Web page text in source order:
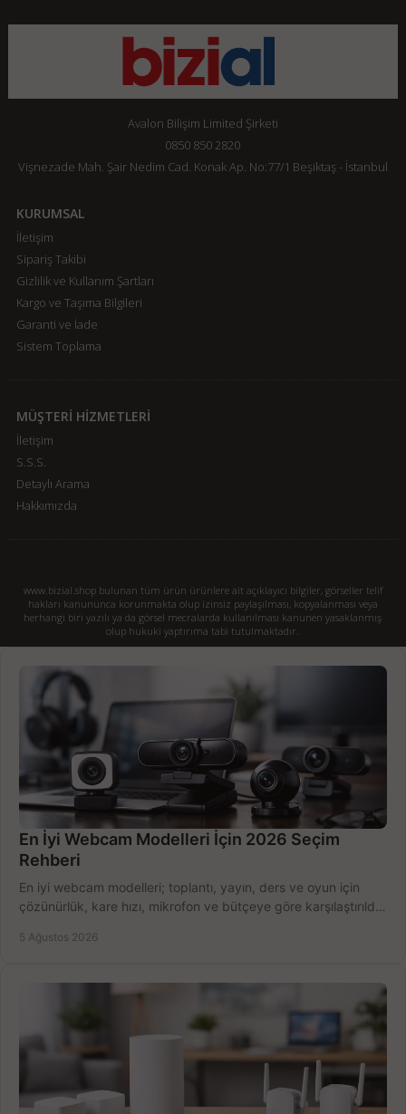
Avalon Bilişim Limited Şirketi
0850 850 2820
Vişnezade Mah. Şair Nedim Cad. Konak Ap. No:77/1 Beşiktaş - İstanbul
KURUMSAL
İletişim
Sipariş Takibi
Gizlilik ve Kullanım Şartları
Kargo ve Taşıma Bilgileri
Garanti ve İade
Sistem Toplama
MÜŞTERİ HİZMETLERİ
İletişim
S.S.S.
Detaylı Arama
Hakkımızda
www.bizial.shop bulunan tüm ürün ürünlere ait açıklayıcı bilgiler, görseller telif
hakları kanununca korunmakta olup izinsiz paylaşılması, kopyalanması veya
herhangi biri yazılı ya da görsel mecralarda kullanılması kanunen yasaklanmış
olup hukuki yaptırıma tabi tutulmaktadır.
En İyi Webcam Modelleri İçin 2026 Seçim
Rehberi
En iyi webcam modelleri; toplantı, yayın, ders ve oyun için
çözünürlük, kare hızı, mikrofon ve bütçeye göre karşılaştırıldı.
5 Ağustos 2026